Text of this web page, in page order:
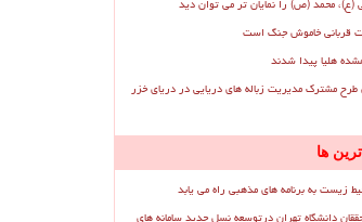
(ع)، محمد (ص) را نمایان تر می توان دید
قربانی خاموش جنگ است
هلیا پیدا شدند
طرح مشترک مدیریت زباله های دریایی در دریای خزر
ها
زیست به برنامه های مذهبی راه می یابد
دانشگاه تهران درتوسعه نسل جدید سامانه های